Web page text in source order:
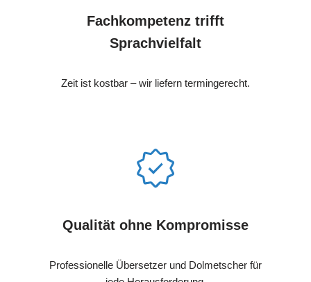
Fachkompetenz trifft
Sprachvielfalt
Zeit ist kostbar – wir liefern termingerecht.
Qualität ohne Kompromisse
Professionelle Übersetzer und Dolmetscher für